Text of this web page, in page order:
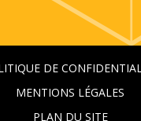
DE
MENTIONS LÉGALES
PLAN DU SITE